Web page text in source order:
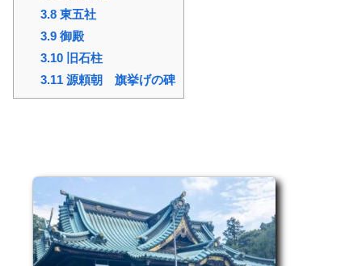
3.8東五社
3.9御殿
3.10旧石柱
3.11源頼朝 旗挙げの碑